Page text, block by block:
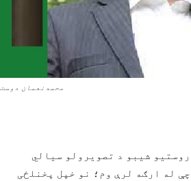
محمدنعمان دوست
شیبو د تصویرولو سیالي
له ارګه لرې وم؛ نو خپل پخنلځی